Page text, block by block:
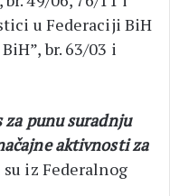
u Federaciji BiH
br. 63/03 i
punu suradnju
aktivnosti za
iz Federalnog